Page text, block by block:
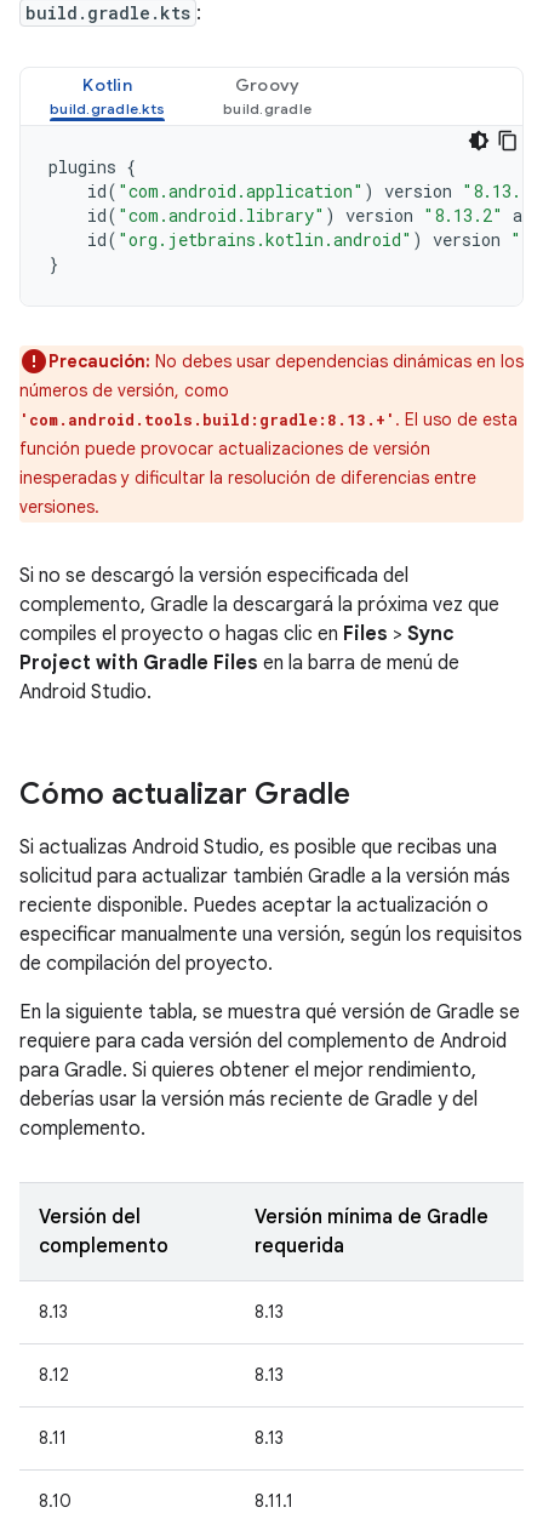
build.gradle.kts :
Kotlin Groovy
plugins {
id( "com.android.application" ) version "8.13.2"
id( "com.android.library" ) version "8.13.2"
id( "org.jetbrains.kotlin.android" ) version
}
Precaución: No debes usar dependencias dinámicas en los
números de versión, como
'com.android.tools.build:gradle:8.13.+' . El uso de esta
función puede provocar actualizaciones de versión
inesperadas y dificultar la resolución de diferencias entre
versiones.
Si no se descargó la versión especificada del
complemento, Gradle la descargará la próxima vez que
compiles el proyecto o hagas clic en Files > Sync
Project with Gradle Files en la barra de menú de
Android Studio.
Cómo actualizar Gradle
Si actualizas Android Studio, es posible que recibas una
solicitud para actualizar también Gradle a la versión más
reciente disponible. Puedes aceptar la actualización o
especificar manualmente una versión, según los requisitos
de compilación del proyecto.
En la siguiente tabla, se muestra qué versión de Gradle se
requiere para cada versión del complemento de Android
para Gradle. Si quieres obtener el mejor rendimiento,
deberías usar la versión más reciente de Gradle y del
complemento.
Versión del
complemento
Versión mínima de Gradle
requerida
8.13 8.13
8.12 8.13
8.11 8.13
8.10 8.11.1